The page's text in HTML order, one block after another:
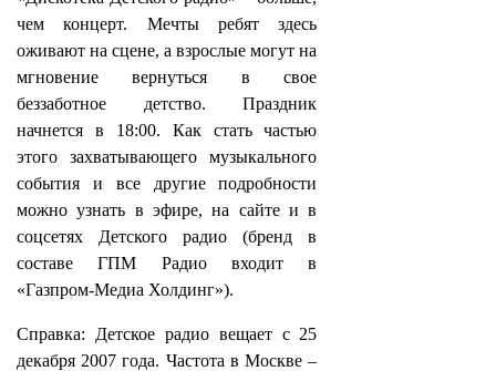
чем концерт. Мечты ребят здесь
оживают на сцене, а взрослые могут на
мгновение вернуться в свое
беззаботное детство. Праздник
начнется в 18:00. Как стать частью
этого захватывающего музыкального
события и все другие подробности
можно узнать в эфире, на сайте и в
соцсетях Детского радио (бренд в
составе ГПМ Радио входит в
«Газпром-Медиа Холдинг»).
Справка: Детское радио вещает с 25
декабря 2007 года. Частота в Москве –